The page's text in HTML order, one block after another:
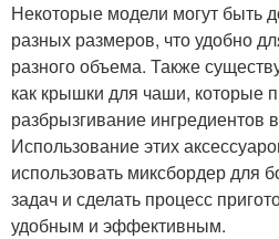
Некоторые модели могут быть
разных размеров, что удобно
разного объема. Также
как крышки для чаши, которые
разбрызгивание ингредиентов
Использование этих
использовать миксбордер для
задач и сделать процесс
удобным и эффективным.